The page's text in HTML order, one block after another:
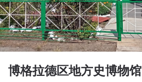
博格拉德区地方史博物馆